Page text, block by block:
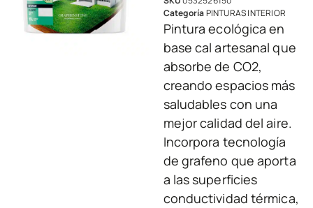
CategoríaPINTURAS INTERIOR
Pintura ecológica en
base cal artesanal que
absorbe de CO2,
creando espacios más
saludables con una
mejor calidad del aire.
Incorpora tecnología
de grafeno que aporta
a las superficies
conductividad térmica,